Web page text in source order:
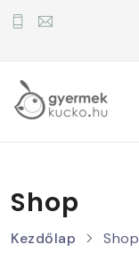
Shop
Kezdőlap Shop